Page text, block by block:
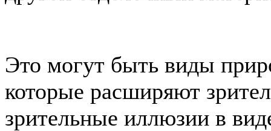
Это могут быть виды
которые расширяют
зрительные иллюзии в